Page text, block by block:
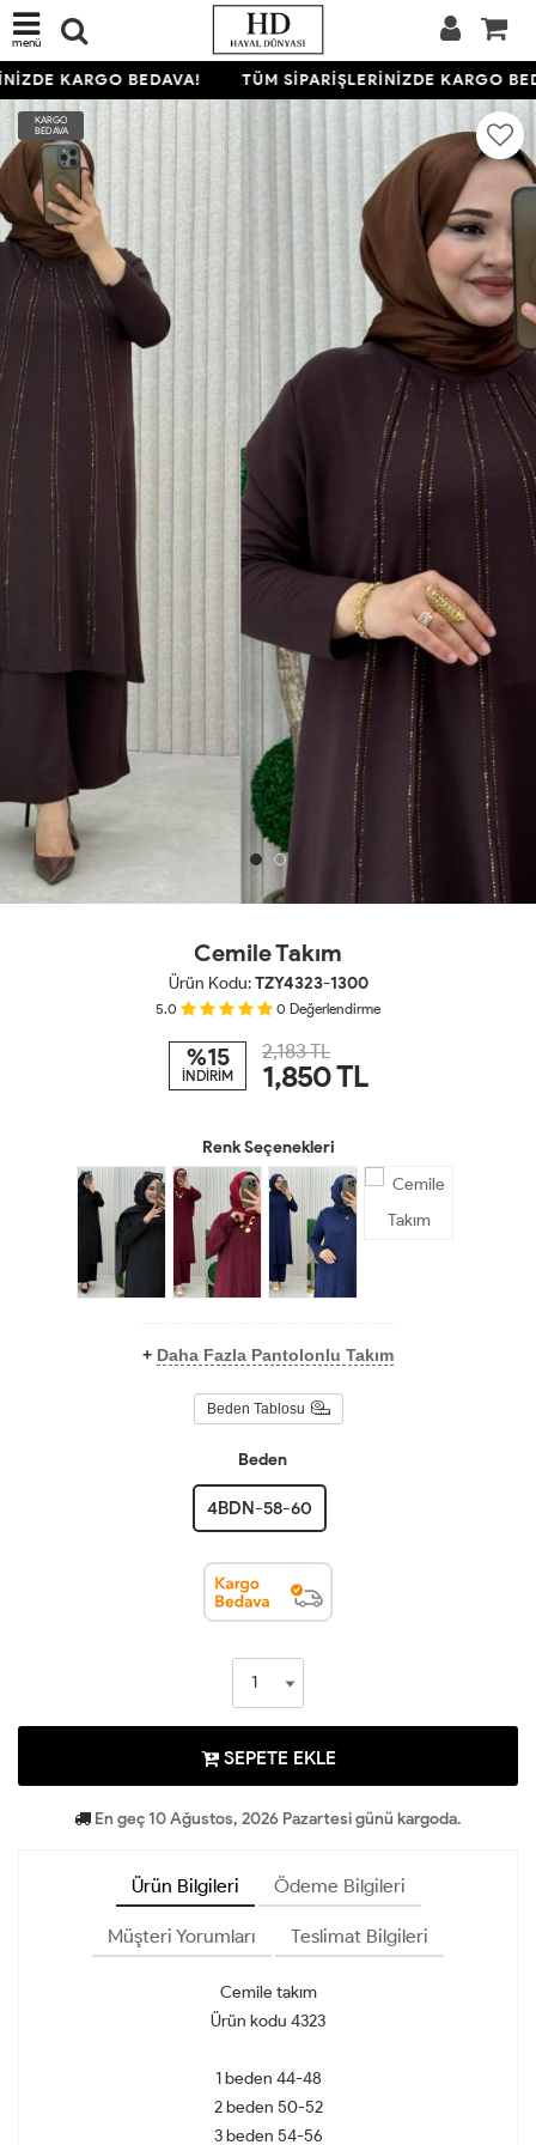
menü
KARGO BEDAVA! TÜM SİPARİŞLERİNİZDE KARGO
KARGO
BEDAVA
Cemile Takım
Ürün Kodu:TZY4323-1300
5.0 0 Değerlendirme
%15
İNDİRİM
2,183 TL
1,850TL
Renk Seçenekleri
+ Daha Fazla Pantolonlu Takım
Beden Tablosu
Beden
4BDN-58-60
SEPETE EKLE
En geç 10 Ağustos, 2026 Pazartesi günü kargoda.
Ürün Bilgileri Ödeme Bilgileri
Müşteri Yorumları Teslimat Bilgileri
Cemile takım
Ürün kodu 4323
1 beden 44-48
2 beden 50-52
3 beden 54-56